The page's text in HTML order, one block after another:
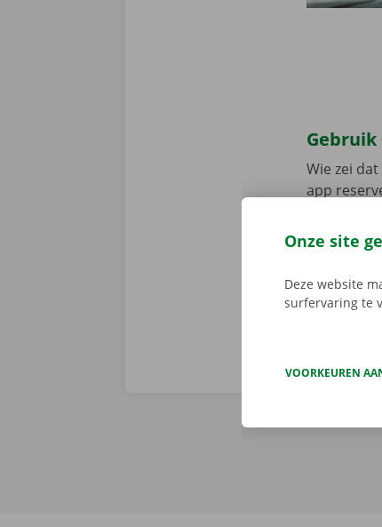
Wie zei
app
je deze
Onze site
Deze website
surfervaring te
VOORKEUREN